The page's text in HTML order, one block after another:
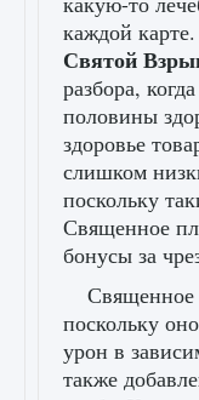
каждой карте.
Святой
разбора,
половины
здоровье
слишком
поскольку
Священное
бонусы за
Священное
поскольку
урон в
также